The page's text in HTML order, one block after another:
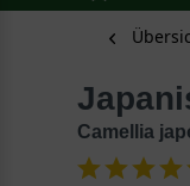
Camellia